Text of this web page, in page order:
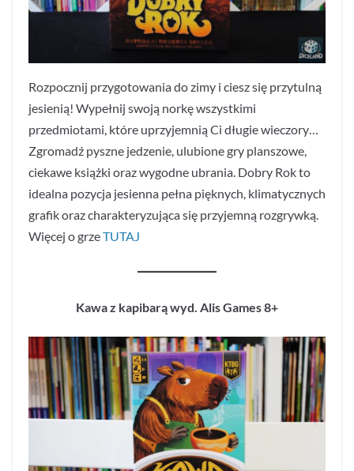
Rozpocznij przygotowania do zimy i ciesz się przytulną
jesienią! Wypełnij swoją norkę wszystkimi
przedmiotami, które uprzyjemnią Ci długie wieczory…
Zgromadź pyszne jedzenie, ulubione gry planszowe,
ciekawe książki oraz wygodne ubrania. Dobry Rok to
idealna pozycja jesienna pełna pięknych, klimatycznych
grafik oraz charakteryzująca się przyjemną rozgrywką.
Więcej o grzeTUTAJ
Kawa z kapibarą wyd. Alis Games 8+